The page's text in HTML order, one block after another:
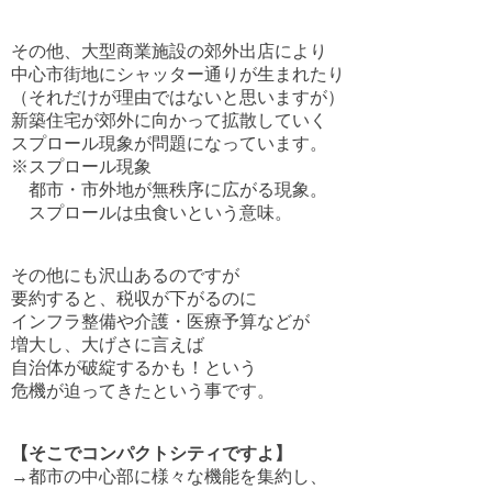
その他、大型商業施設の郊外出店により
中心市街地にシャッター通りが生まれたり
（それだけが理由ではないと思いますが）
新築住宅が郊外に向かって拡散していく
スプロール現象が問題になっています。
※スプロール現象
都市・市外地が無秩序に広がる現象。
スプロールは虫食いという意味。
その他にも沢山あるのですが
要約すると、税収が下がるのに
インフラ整備や介護・医療予算などが
増大し、大げさに言えば
自治体が破綻するかも！という
危機が迫ってきたという事です。
【そこでコンパクトシティですよ】
→都市の中心部に様々な機能を集約し、